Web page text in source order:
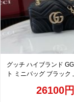
グッチ ハイブランド
ト ミニバッグ ブラック
26100円